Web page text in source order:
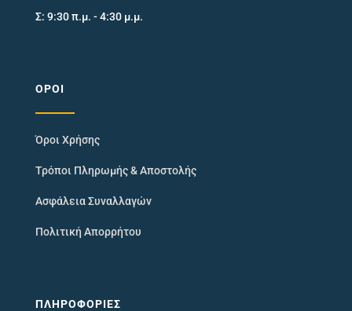
Σ: 9:30 π.μ. - 4:30 μ.μ.
ΌΡΟΙ
Όροι Χρήσης
Τρόποι Πληρωμής & Αποστολής
Ασφάλεια Συναλλαγών
Πολιτική Απορρήτου
ΠΛΗΡΟΦΟΡΊΕΣ